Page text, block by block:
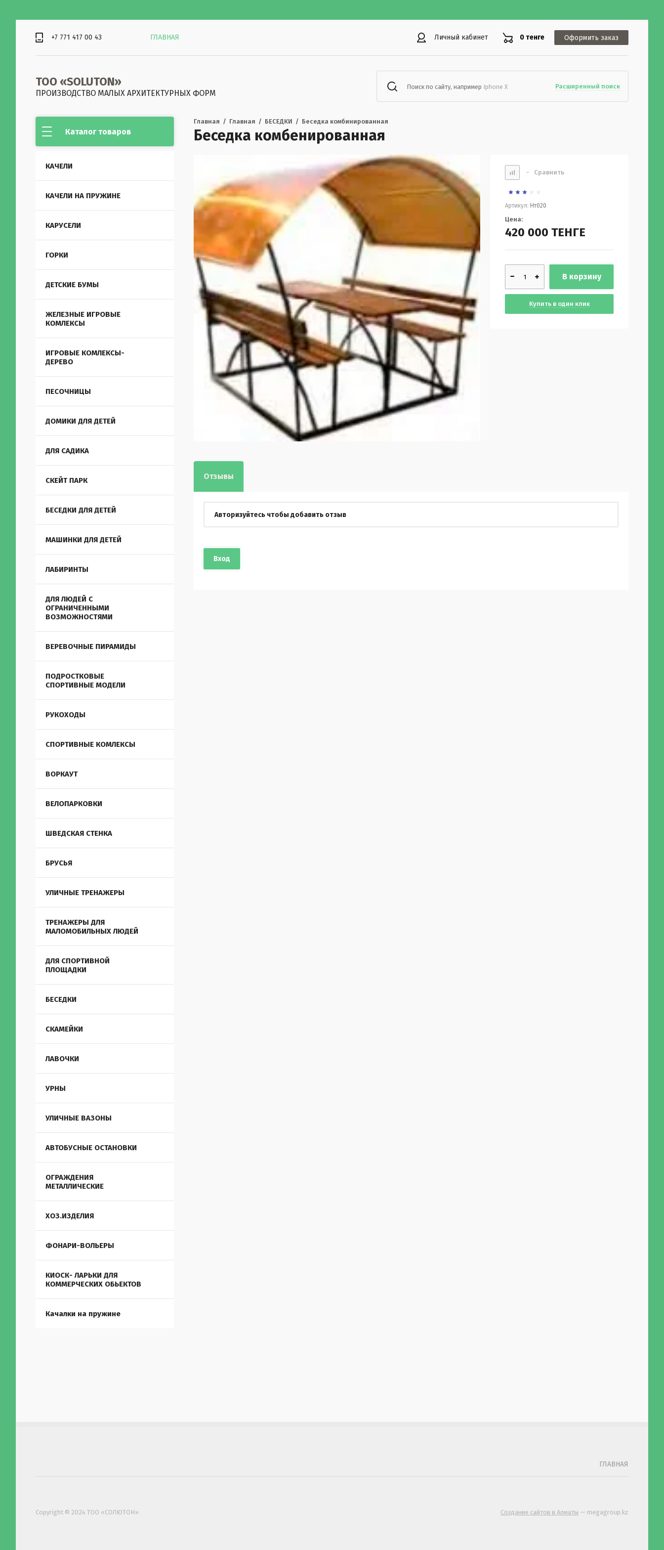
+7 771 417 00 43 ГЛАВНАЯ Личный кабинет 0 тенге Оформить заказ
ТОО «SOLUTON»
ПРОИЗВОДСТВО МАЛЫХ АРХИТЕКТУРНЫХ ФОРМ
Поиск по сайту, например Iphone X Расширенный поиск
Каталог товаров
КАЧЕЛИ
КАЧЕЛИ НА ПРУЖИНЕ
КАРУСЕЛИ
ГОРКИ
ДЕТСКИЕ БУМЫ
ЖЕЛЕЗНЫЕ ИГРОВЫЕ
КОМЛЕКСЫ
ИГРОВЫЕ КОМЛЕКСЫ-
ДЕРЕВО
ПЕСОЧНИЦЫ
ДОМИКИ ДЛЯ ДЕТЕЙ
ДЛЯ САДИКА
СКЕЙТ ПАРК
БЕСЕДКИ ДЛЯ ДЕТЕЙ
МАШИНКИ ДЛЯ ДЕТЕЙ
ЛАБИРИНТЫ
ДЛЯ ЛЮДЕЙ С
ОГРАНИЧЕННЫМИ
ВОЗМОЖНОСТЯМИ
ВЕРЕВОЧНЫЕ ПИРАМИДЫ
ПОДРОСТКОВЫЕ
СПОРТИВНЫЕ МОДЕЛИ
РУКОХОДЫ
СПОРТИВНЫЕ КОМЛЕКСЫ
ВОРКАУТ
ВЕЛОПАРКОВКИ
ШВЕДСКАЯ СТЕНКА
БРУСЬЯ
УЛИЧНЫЕ ТРЕНАЖЕРЫ
ТРЕНАЖЕРЫ ДЛЯ
МАЛОМОБИЛЬНЫХ ЛЮДЕЙ
ДЛЯ СПОРТИВНОЙ
ПЛОЩАДКИ
БЕСЕДКИ
СКАМЕЙКИ
ЛАВОЧКИ
УРНЫ
УЛИЧНЫЕ ВАЗОНЫ
АВТОБУСНЫЕ ОСТАНОВКИ
ОГРАЖДЕНИЯ
МЕТАЛЛИЧЕСКИЕ
ХОЗ.ИЗДЕЛИЯ
ФОНАРИ-ВОЛЬЕРЫ
КИОСК- ЛАРЬКИ ДЛЯ
КОММЕРЧЕСКИХ ОБЬЕКТОВ
Качалки на пружине
Главная
  /
Главная
  /
БЕСЕДКИ
  /
Беседка комбинированная
Беседка комбенированная
- Сравнить
Артикул: Нт020
Цена:
420 000 ТЕНГЕ
В корзину
Купить в один клик
Отзывы
Авторизуйтесь чтобы добавить отзыв
Вход
ГЛАВНАЯ
Copyright © 2024 ТОО «СОЛЮТОН» Создание сайтов в Алматы — megagroup.kz